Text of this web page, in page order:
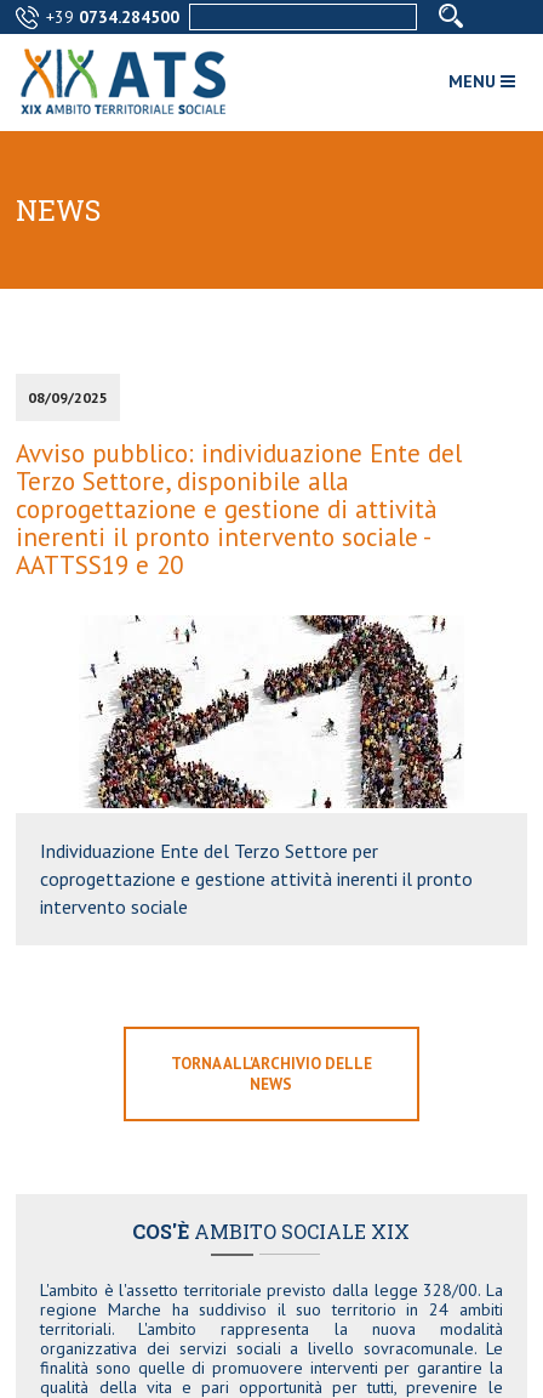
+39 0734.284500
MENU
NEWS
08/09/2025
Avviso pubblico: individuazione Ente del
Terzo Settore, disponibile alla
coprogettazione e gestione di attività
inerenti il pronto intervento sociale -
AATTSS19 e 20
Individuazione Ente del Terzo Settore per
coprogettazione e gestione attività inerenti il pronto
intervento sociale
TORNA ALL'ARCHIVIO DELLE
NEWS
COS'È AMBITO SOCIALE XIX
L'ambito è l'assetto territoriale previsto dalla legge 328/00. La
regione Marche ha suddiviso il suo territorio in 24 ambiti
territoriali. L'ambito rappresenta la nuova modalità
organizzativa dei servizi sociali a livello sovracomunale. Le
finalità sono quelle di promuovere interventi per garantire la
qualità della vita e pari opportunità per tutti, prevenire le